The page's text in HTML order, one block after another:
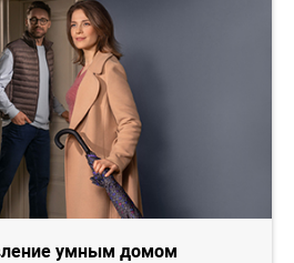
умным домом